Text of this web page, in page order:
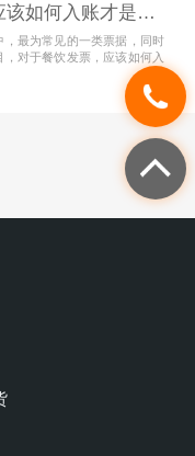
娱乐等分别开票，住宿开具
乐等开具增值税普通发票。
对于餐饮发票，应该如何入账才是合理的呢？
最为常见的一类票据，同时
对于餐饮发票，应该如何入
要知道，餐饮发票可不都是入
用入账到什么科目，还是要根
的，并不是按照发票的名目来
科目，是可以凭餐饮发票入